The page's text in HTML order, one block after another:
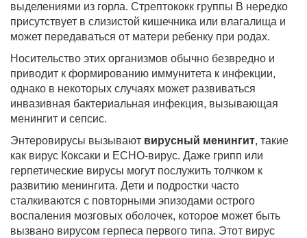
выделениями из горла. Стрептококк группы В нередко
присутствует в слизистой кишечника или влагалища и
может передаваться от матери ребенку при родах.
Носительство этих организмов обычно безвредно и
приводит к формированию иммунитета к инфекции,
однако в некоторых случаях может развиваться
инвазивная бактериальная инфекция, вызывающая
менингит и сепсис.
Энтеровирусы вызывают вирусный менингит, такие
как вирус Коксаки и ECHO-вирус. Даже грипп или
герпетические вирусы могут послужить толчком к
развитию менингита. Дети и подростки часто
сталкиваются с повторными эпизодами острого
воспаления мозговых оболочек, которое может быть
вызвано вирусом герпеса первого типа. Этот вирус